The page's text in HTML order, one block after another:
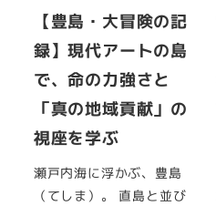
【豊島・大冒険の記
録】現代アートの島
で、命の力強さと
「真の地域貢献」の
視座を学ぶ
瀬戸内海に浮かぶ、豊島
（てしま）。 直島と並び